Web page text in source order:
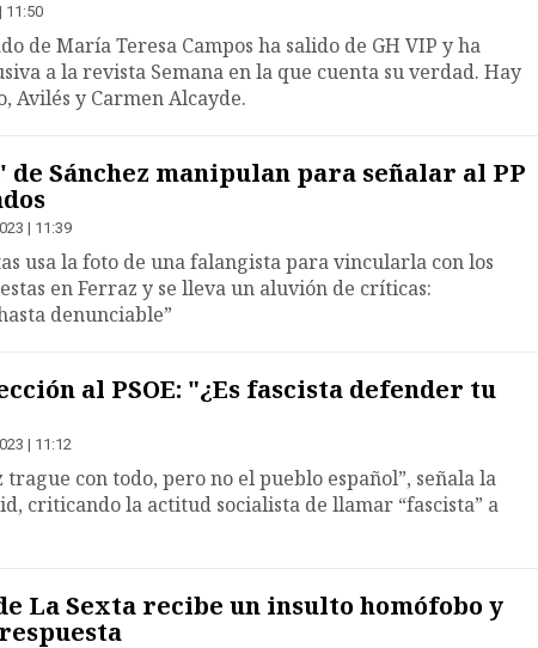
11:50
de María Teresa Campos ha salido de GH VIP y ha
a la revista Semana en la que cuenta su verdad. Hay
Avilés y Carmen Alcayde.
de Sánchez manipulan para señalar al PP
| 11:39
usa la foto de una falangista para vincularla con los
en Ferraz y se lleva un aluvión de críticas:
denunciable”
al PSOE: "¿Es fascista defender tu
| 11:12
trague con todo, pero no el pueblo español”, señala la
criticando la actitud socialista de llamar “fascista” a
La Sexta recibe un insulto homófobo y